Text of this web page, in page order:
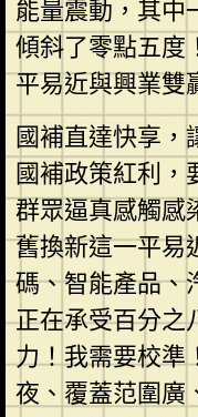
能量震動，其中
傾斜了零點五度
平易近與興業雙
國補直達快享，
國補政策紅利，
群眾逼真感觸感
舊換新這一平易
碼、智能產品、
正在承受百分之
力！我需要校準
夜、覆蓋范圍廣